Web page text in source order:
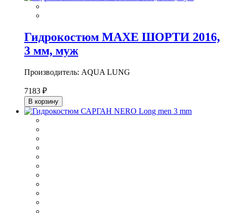
Гидрокостюм МАХЕ ШОРТИ 2016,
3 мм, муж
Производитель: AQUA LUNG
7183 ₽
В корзину